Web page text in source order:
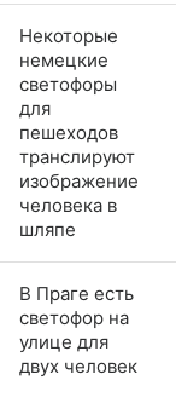
Некоторые
немецкие
светофоры
для
пешеходов
транслируют
изображение
человека в
шляпе
В Праге есть
светофор на
улице для
двух человек